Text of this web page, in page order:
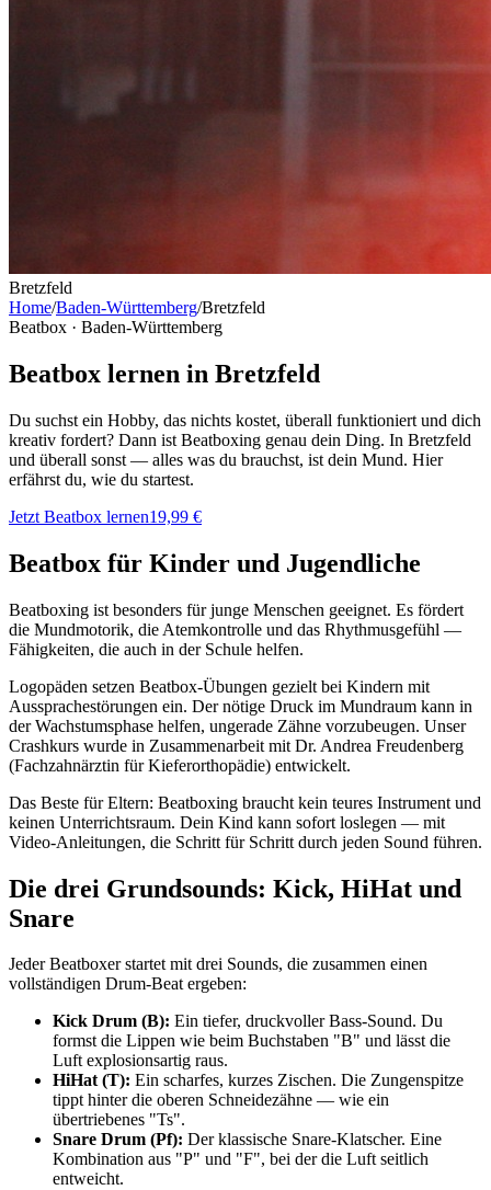
Bretzfeld
Home/Baden-Württemberg/Bretzfeld
Beatbox · Baden-Württemberg
Beatbox lernen in Bretzfeld
Du suchst ein Hobby, das nichts kostet, überall funktioniert und dich
kreativ fordert? Dann ist Beatboxing genau dein Ding. In Bretzfeld
und überall sonst — alles was du brauchst, ist dein Mund. Hier
erfährst du, wie du startest.
Jetzt Beatbox lernen19,99 €
Beatbox für Kinder und Jugendliche
Beatboxing ist besonders für junge Menschen geeignet. Es fördert
die Mundmotorik, die Atemkontrolle und das Rhythmusgefühl —
Fähigkeiten, die auch in der Schule helfen.
Logopäden setzen Beatbox-Übungen gezielt bei Kindern mit
Aussprachestörungen ein. Der nötige Druck im Mundraum kann in
der Wachstumsphase helfen, ungerade Zähne vorzubeugen. Unser
Crashkurs wurde in Zusammenarbeit mit Dr. Andrea Freudenberg
(Fachzahnärztin für Kieferorthopädie) entwickelt.
Das Beste für Eltern: Beatboxing braucht kein teures Instrument und
keinen Unterrichtsraum. Dein Kind kann sofort loslegen — mit
Video-Anleitungen, die Schritt für Schritt durch jeden Sound führen.
Die drei Grundsounds: Kick, HiHat und
Snare
Jeder Beatboxer startet mit drei Sounds, die zusammen einen
vollständigen Drum-Beat ergeben:
Kick Drum (B): Ein tiefer, druckvoller Bass-Sound. Du
formst die Lippen wie beim Buchstaben "B" und lässt die
Luft explosionsartig raus.
HiHat (T): Ein scharfes, kurzes Zischen. Die Zungenspitze
tippt hinter die oberen Schneidezähne — wie ein
übertriebenes "Ts".
Snare Drum (Pf): Der klassische Snare-Klatscher. Eine
Kombination aus "P" und "F", bei der die Luft seitlich
entweicht.